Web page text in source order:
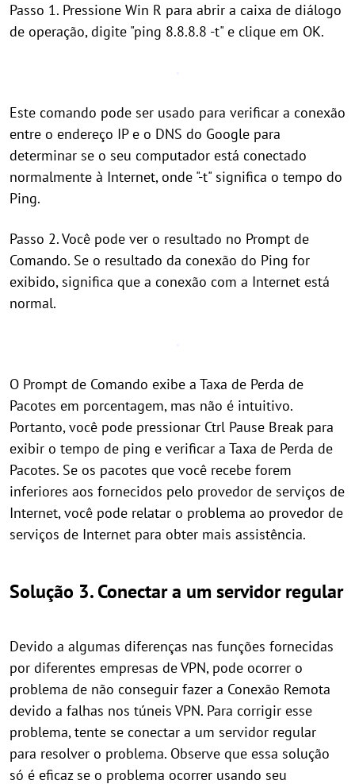
Passo 1. Pressione Win R para abrir a caixa de diálogo
de operação, digite "ping 8.8.8.8 -t" e clique em OK.
Este comando pode ser usado para verificar a conexão
entre o endereço IP e o DNS do Google para
determinar se o seu computador está conectado
normalmente à Internet, onde "-t" significa o tempo do
Ping.
Passo 2. Você pode ver o resultado no Prompt de
Comando. Se o resultado da conexão do Ping for
exibido, significa que a conexão com a Internet está
normal.
O Prompt de Comando exibe a Taxa de Perda de
Pacotes em porcentagem, mas não é intuitivo.
Portanto, você pode pressionar Ctrl Pause Break para
exibir o tempo de ping e verificar a Taxa de Perda de
Pacotes. Se os pacotes que você recebe forem
inferiores aos fornecidos pelo provedor de serviços de
Internet, você pode relatar o problema ao provedor de
serviços de Internet para obter mais assistência.
Solução 3. Conectar a um servidor regular
Devido a algumas diferenças nas funções fornecidas
por diferentes empresas de VPN, pode ocorrer o
problema de não conseguir fazer a Conexão Remota
devido a falhas nos túneis VPN. Para corrigir esse
problema, tente se conectar a um servidor regular
para resolver o problema. Observe que essa solução
só é eficaz se o problema ocorrer usando seu